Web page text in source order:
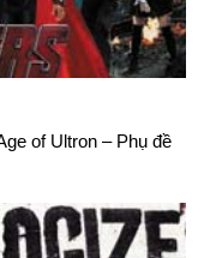
of Ultron – Phụ đề